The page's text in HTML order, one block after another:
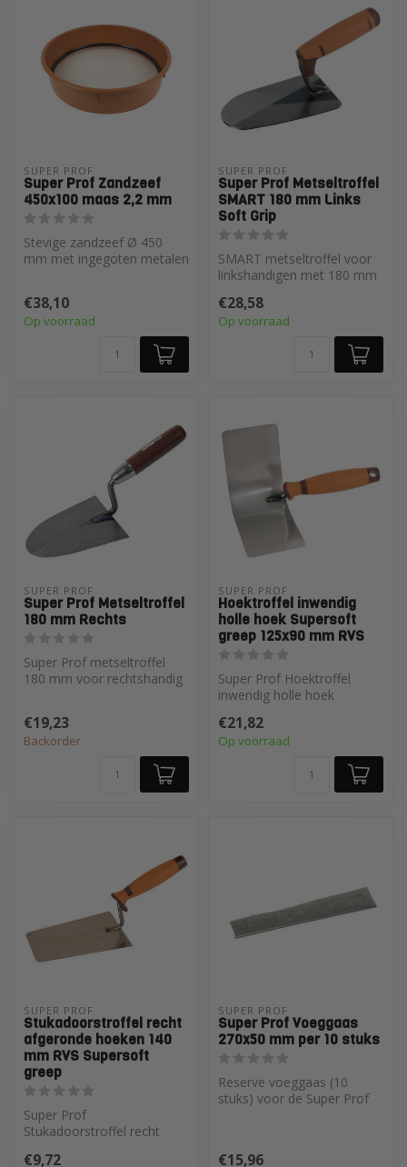
SUPER PROF
Super Prof Zandzeef
450x100 maas 2,2 mm
Stevige zandzeef Ø 450
mm met ingegoten metalen
€38,10
Op voorraad
SUPER PROF
Super Prof Metseltroffel
SMART 180 mm Links
Soft Grip
SMART metseltroffel voor
linkshandigen met 180 mm
boven...
€28,58
Op voorraad
SUPER PROF
Super Prof Metseltroffel
180 mm Rechts
Super Prof metseltroffel
180 mm voor rechtshandig
€19,23
Backorder
SUPER PROF
Hoektroffel inwendig
holle hoek Supersoft
greep 125x90 mm RVS
Super Prof Hoektroffel
inwendig holle hoek
mm RVS
€21,82
Op voorraad
SUPER PROF
Stukadoorstroffel recht
afgeronde hoeken 140
mm RVS Supersoft
greep
Super Prof
Stukadoorstroffel recht
€9,72
SUPER PROF
Super Prof Voeggaas
270x50 mm per 10 stuks
Reserve voeggaas (10
stuks) voor de Super Prof
€15,96